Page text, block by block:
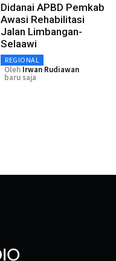
Didanai APBD Pemkab
Awasi Rehabilitasi
Jalan Limbangan-
Selaawi
REGIONAL
Oleh Irwan Rudiawan
baru saja